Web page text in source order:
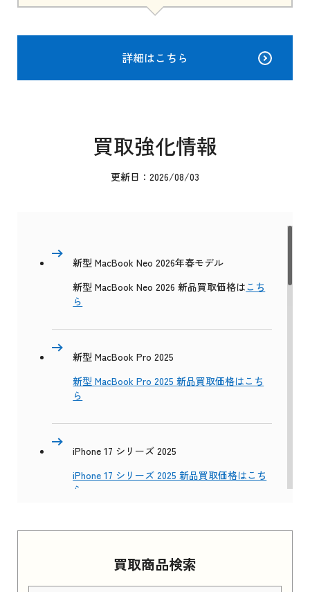
買取商品検索
詳細はこちら
買取強化情報
更新日：2026/08/03
新型 MacBook Neo 2026年春モデル
新型 MacBook Neo 2026 新品買取価格はこち
ら
新型 MacBook Pro 2025
新型 MacBook Pro 2025 新品買取価格はこち
ら
iPhone 17 シリーズ 2025
iPhone 17 シリーズ 2025 新品買取価格はこち
ら
Apple Watch Series 11 2025 新品買取価格はこ
ちら